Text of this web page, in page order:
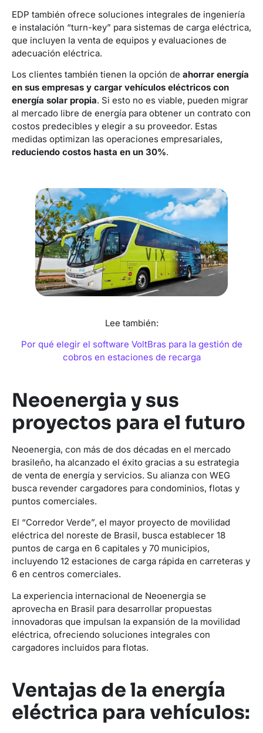
EDP también ofrece soluciones integrales de ingeniería
e instalación “turn-key” para sistemas de carga eléctrica,
que incluyen la venta de equipos y evaluaciones de
adecuación eléctrica.
Los clientes también tienen la opción de ahorrar energía
en sus empresas y cargar vehículos eléctricos con
energía solar propia. Si esto no es viable, pueden migrar
al mercado libre de energía para obtener un contrato con
costos predecibles y elegir a su proveedor. Estas
medidas optimizan las operaciones empresariales,
reduciendo costos hasta en un 30%.
Lee también:
Por qué elegir el software VoltBras para la gestión de
cobros en estaciones de recarga
Neoenergia y sus
proyectos para el futuro
Neoenergia, con más de dos décadas en el mercado
brasileño, ha alcanzado el éxito gracias a su estrategia
de venta de energía y servicios. Su alianza con WEG
busca revender cargadores para condominios, flotas y
puntos comerciales.
El “Corredor Verde”, el mayor proyecto de movilidad
eléctrica del noreste de Brasil, busca establecer 18
puntos de carga en 6 capitales y 70 municipios,
incluyendo 12 estaciones de carga rápida en carreteras y
6 en centros comerciales.
La experiencia internacional de Neoenergia se
aprovecha en Brasil para desarrollar propuestas
innovadoras que impulsan la expansión de la movilidad
eléctrica, ofreciendo soluciones integrales con
cargadores incluidos para flotas.
Ventajas de la energía
eléctrica para vehículos: